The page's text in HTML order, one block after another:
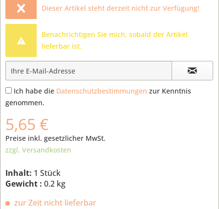
Dieser Artikel steht derzeit nicht zur Verfügung!
Benachrichtigen Sie mich, sobald der Artikel
lieferbar ist.
Ich habe die Datenschutzbestimmungen zur Kenntnis
genommen.
5,65 €
Preise inkl. gesetzlicher MwSt.
zzgl. Versandkosten
Inhalt: 1 Stück
Gewicht : 0.2 kg
zur Zeit nicht lieferbar